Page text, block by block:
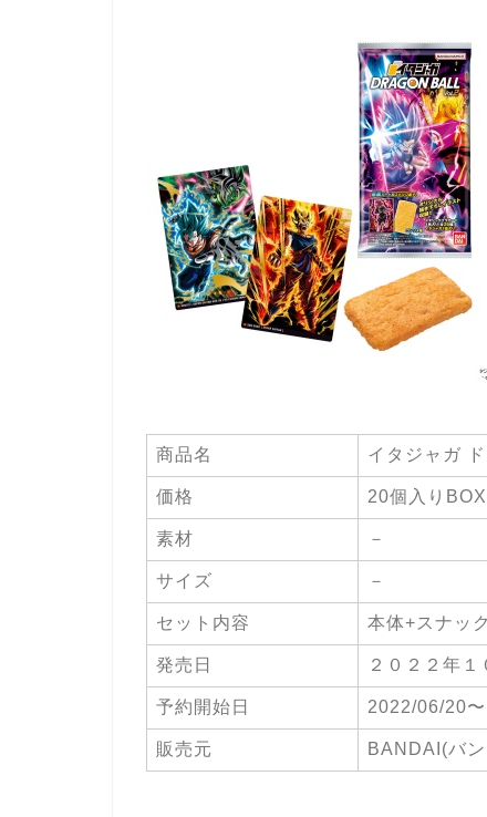
商品名 イタジャガ
価格 20個入り
素材 －
サイズ －
セット内容 本体+スナッ
発売日 ２０２２年１
予約開始日 2022/06/20〜
販売元 BANDAI(バ